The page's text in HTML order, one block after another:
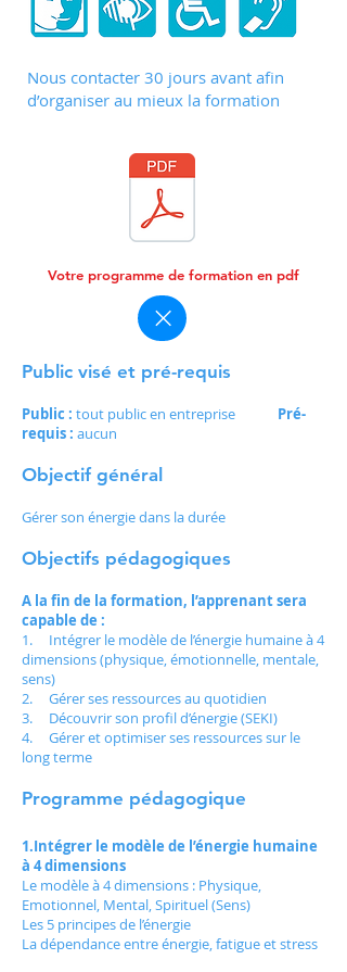
Nous contacter 30 jours avant afin
d’organiser au mieux la formation
Votre programme de formation en pdf
Public visé et pré-requis
Public : tout public en entreprise Pré-
requis : aucun
Objectif général
Gérer son énergie dans la durée
Objectifs pédagogiques
A la fin de la formation, l’apprenant sera
capable de :
1. Intégrer le modèle de l’énergie humaine à 4
dimensions (physique, émotionnelle, mentale,
sens)
2. Gérer ses ressources au quotidien
3. Découvrir son profil d’énergie (SEKI)
4. Gérer et optimiser ses ressources sur le
long terme
Programme pédagogique
1.Intégrer le modèle de l’énergie humaine
à 4 dimensions
Le modèle à 4 dimensions : Physique,
Emotionnel, Mental, Spirituel (Sens)
Les 5 principes de l’énergie
La dépendance entre énergie, fatigue et stress